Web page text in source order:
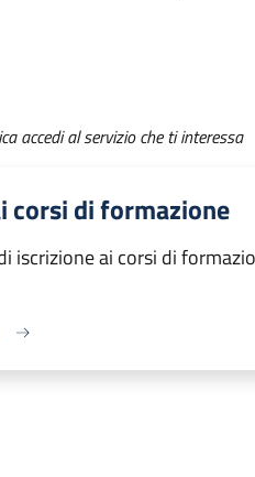
accedi al servizio che ti interessa
corsi di formazione
iscrizione ai corsi di